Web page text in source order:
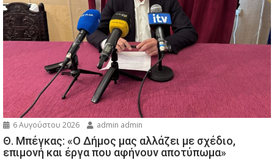
6 Αυγούστου 2026 admin admin
Θ. Μπέγκας: «Ο Δήμος μας αλλάζει με σχέδιο,
επιμονή και έργα που αφήνουν αποτύπωμα»